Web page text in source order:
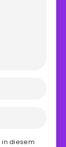
in diesem